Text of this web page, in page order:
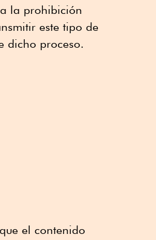
la prohibición
este tipo de
dicho proceso.
el contenido